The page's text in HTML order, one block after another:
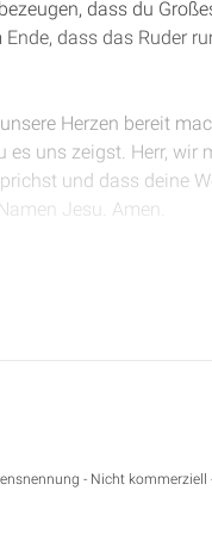
dass du
dass das Ruder
Herzen bereit
uns zeigst. Herr, wir
und dass deine
Jesu. Amen.
hat und sie ihm den
trotz aller
- Nicht kommerziell